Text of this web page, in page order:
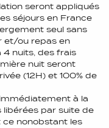
seront appliqués
séjours en France
seul sans
et/ou repas en
4 nuits, des frais
nuit seront
(12H) et 100% de
à la
libérées par suite de
ce nonobstant les